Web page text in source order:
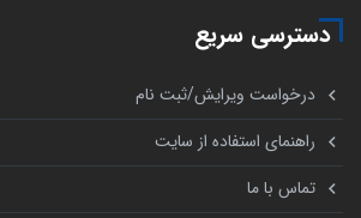
دسترسی سریع
درخواست ویرایش/ثبت نام
راهنمای استفاده از سایت
تماس با ما